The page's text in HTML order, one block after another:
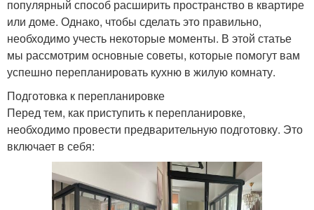
популярный способ расширить пространство в квартире
или доме. Однако, чтобы сделать это правильно,
необходимо учесть некоторые моменты. В этой статье
мы рассмотрим основные советы, которые помогут вам
успешно перепланировать кухню в жилую комнату.
Подготовка к перепланировке
Перед тем, как приступить к перепланировке,
необходимо провести предварительную подготовку. Это
включает в себя: